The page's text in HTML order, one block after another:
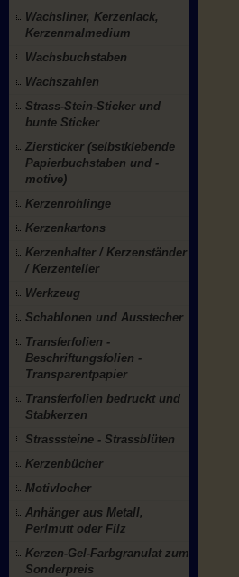
Wachsliner, Kerzenlack,
Kerzenmalmedium
Wachsbuchstaben
Wachszahlen
Strass-Stein-Sticker und
bunte Sticker
Ziersticker (selbstklebende
Papierbuchstaben und -
motive)
Kerzenrohlinge
Kerzenkartons
Kerzenhalter / Kerzenständer
/ Kerzenteller
Werkzeug
Schablonen und Ausstecher
Transferfolien -
Beschriftungsfolien -
Transparentpapier
Transferfolien bedruckt und
Stabkerzen
Strasssteine - Strassblüten
Kerzenbücher
Motivlocher
Anhänger aus Metall,
Perlmutt oder Filz
Kerzen-Gel-Farbgranulat zum
Sonderpreis